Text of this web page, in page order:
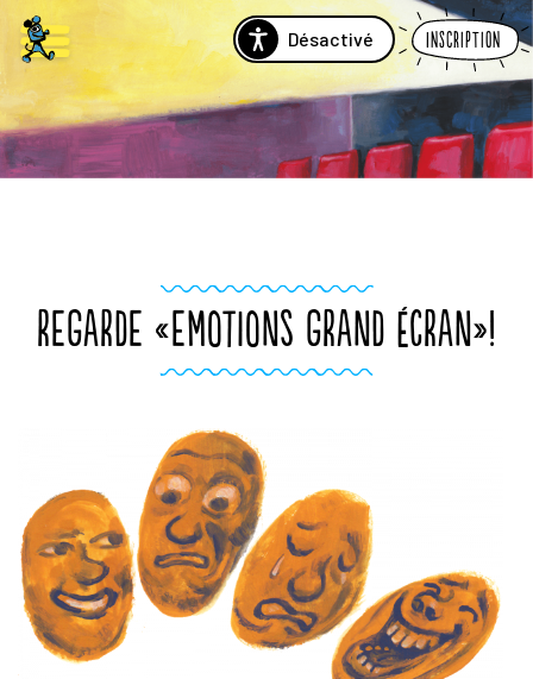
Désactivé Inscription
REGARDE «EMOTIONS GRAND ÉCRAN»!